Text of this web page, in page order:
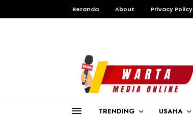
Beranda About Privacy Policy
TRENDING USAHA